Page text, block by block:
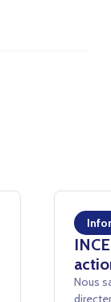
Nous